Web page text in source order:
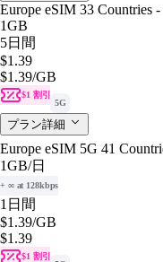
Europe eSIM 33 Countries
1GB
5日間
$1.39
$1.39/GB
$1 割引
5G
プラン詳細
Europe eSIM 5G 41
1GB/日
+ ∞ at 128kbps
1日間
$1.39/GB
$1.39
$1 割引